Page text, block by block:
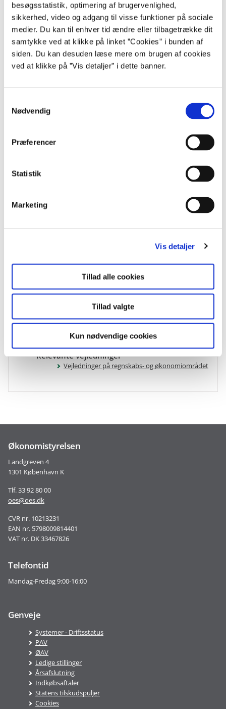
besøgsstatistik, optimering af brugervenlighed,
sikkerhed, video og adgang til visse funktioner på sociale
medier. Du kan til enhver tid ændre eller tilbagetrække dit
samtykke ved at klikke på linket ”Cookies” i bunden af
siden. Du kan desuden læse mere om brugen af cookies
ved at klikke på ”Vis detaljer” i dette banner.
Nødvendig
Præferencer
Statistik
Marketing
Vis detaljer
Tillad alle cookies
Tillad valgte
Kun nødvendige cookies
Læs mere om levetider, forbedringer og op- og nedskrivninger under
de generelle bogføringsbestemmelser
Konteringsoplysninger
Læs mere om kontering af erhvervede koncessioner i statens
Kontakt Statsregnskab
Økonomisk Administrativ Vejledning
regnskabsregler samt Statens kontoplan.
Relevant lovgivning
Lov om statens regnskabsvæsen
Regnskabsbekendtgørelsen (kapitel 6)
Budgetvejledning 2021 (pdf)
Relevante vejledninger
Vejledninger på regnskabs- og økonomiområdet
Økonomistyrelsen
Landgreven 4
1301 København K
Tlf. 33 92 80 00
oes@oes.dk
CVR nr. 10213231
EAN nr. 5798009814401
VAT nr. DK 33467826
Telefontid
Mandag-Fredag 9:00-16:00
Genveje
Systemer - Driftsstatus
PAV
ØAV
Ledige stillinger
Årsafslutning
Indkøbsaftaler
Statens tilskudspuljer
Cookies